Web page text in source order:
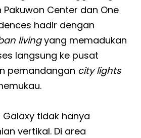
Center dan One
hadir dengan
livingyang memadukan
langsung ke pusat
pemandangan city lights
tidak hanya
vertikal. Di area